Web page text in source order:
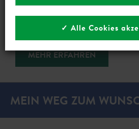
✓ Alle Cookies
Der perfekte Stromtarif —
Bedürfnisse
MEHR ERFAHREN
MEIN WEG ZUM